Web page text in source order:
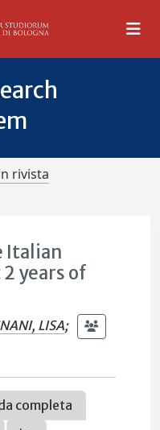
rivista
Italian
years of
LISA;
completa